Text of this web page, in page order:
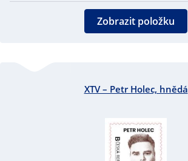
Zobrazit položku
XTV – Petr Holec, hnědá